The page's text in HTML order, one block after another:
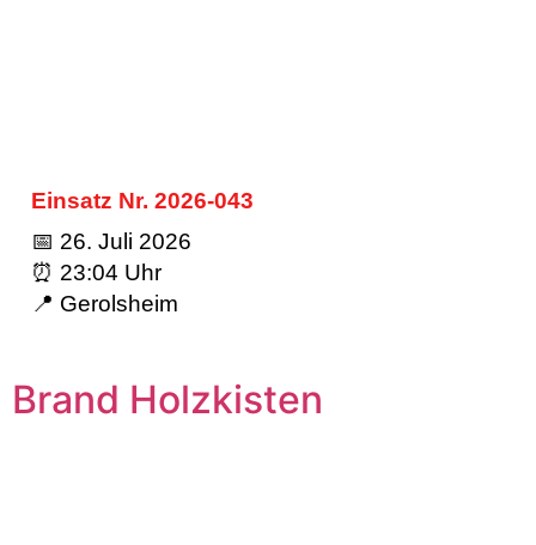
Einsatz Nr. 2026-043
📅 26. Juli 2026
⏰ 23:04 Uhr
📍 Gerolsheim
Brand Holzkisten